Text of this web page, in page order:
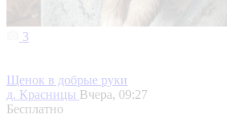
3
Щенок в добрые руки
д. Красницы Вчера, 09:27
Бесплатно